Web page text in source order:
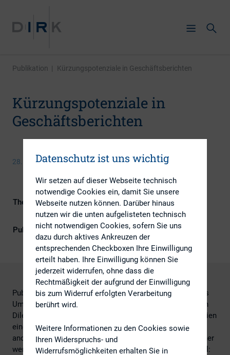
Publikation | Kürzungspotenziale in Geschäftsberichten
Kürzungspotenziale in
Geschäftsberichten
28. Oktober 2015
Themengebiete
Berichterstattung, ESG (inkl.
Nachhaltigkeit & Governance)
Publikationsform
Externe Publikationen
Publizitätspflichtige Unternehmen stehen hinsichtlich des
Umfangs ihrer Geschäftsberichte heute vor einem großen
Dilemma: Auf der einen Seite ziehen immer neue Regularien
eine Ausweitung der Berichterstattung nach sich. Auf der
anderen Seite sollen die Berichte nicht noch umfangreicher
werden, als sie es ohnehin schon sind. Ganz im Gegenteil:
Datenschutz ist uns wichtig
Wir setzen auf dieser Webseite technisch
notwendige Cookies ein, damit Sie unsere
Webseite nutzen können. Darüber hinaus
nutzen wir die unten aufgelisteten technisch
nicht notwendigen Cookies, sofern Sie uns
dazu durch aktives Ankreuzen der
entsprechenden Checkboxen Ihre Einwilligung
erteilt haben. Ihre Einwilligung können Sie
jederzeit widerrufen, ohne dass die
Rechtmäßigkeit der aufgrund der Einwilligung
bis zum Widerruf erfolgten Verarbeitung
berührt wird.
Weitere Informationen zu den Cookies sowie
Ihren Widerspruchs- und
Widerrufsmöglichkeiten erhalten Sie in